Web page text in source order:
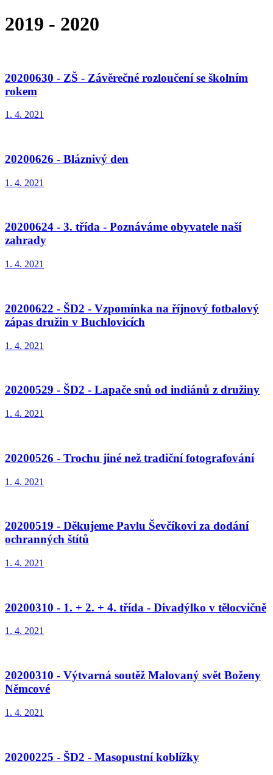
2019 - 2020
20200630 - ZŠ - Závěrečné rozloučení se školním
rokem
1. 4. 2021
20200626 - Bláznivý den
1. 4. 2021
20200624 - 3. třída - Poznáváme obyvatele naší
zahrady
1. 4. 2021
20200622 - ŠD2 - Vzpomínka na říjnový fotbalový
zápas družin v Buchlovicích
1. 4. 2021
20200529 - ŠD2 - Lapače snů od indiánů z družiny
1. 4. 2021
20200526 - Trochu jiné než tradiční fotografování
1. 4. 2021
20200519 - Děkujeme Pavlu Ševčíkovi za dodání
ochranných štítů
1. 4. 2021
20200310 - 1. + 2. + 4. třída - Divadýlko v tělocvičně
1. 4. 2021
20200310 - Výtvarná soutěž Malovaný svět Boženy
Němcové
1. 4. 2021
20200225 - ŠD2 - Masopustní koblížky